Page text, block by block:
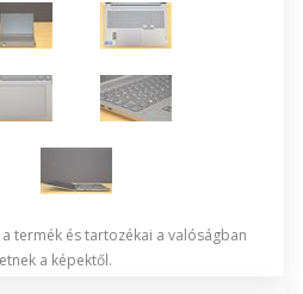
termék és tartozékai a valóságban
a képektől.